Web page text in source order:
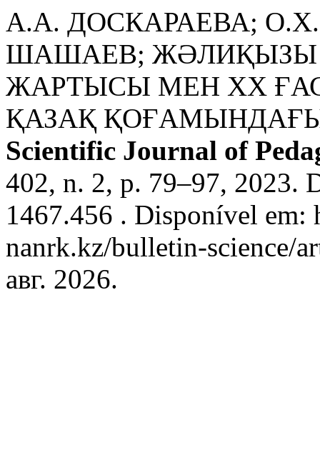
А.А. ДОСКАРАЕВА;
ШАШАЕВ; ЖӘЛИҚЫЗЫ
ЖАРТЫСЫ МЕН XX
ҚАЗАҚ
Scientific Journal of
402, n. 2, p. 79–97, 2023.
1467.456 . Disponível em:
nanrk.kz/bulletin-science/
авг. 2026.